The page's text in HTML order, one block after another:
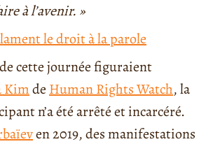
à l’avenir. »
le droit à la parole
cette journée figuraient
Kimde Human Rights Watch, la
n’a été arrêté et incarcéré.
en 2019, des manifestations